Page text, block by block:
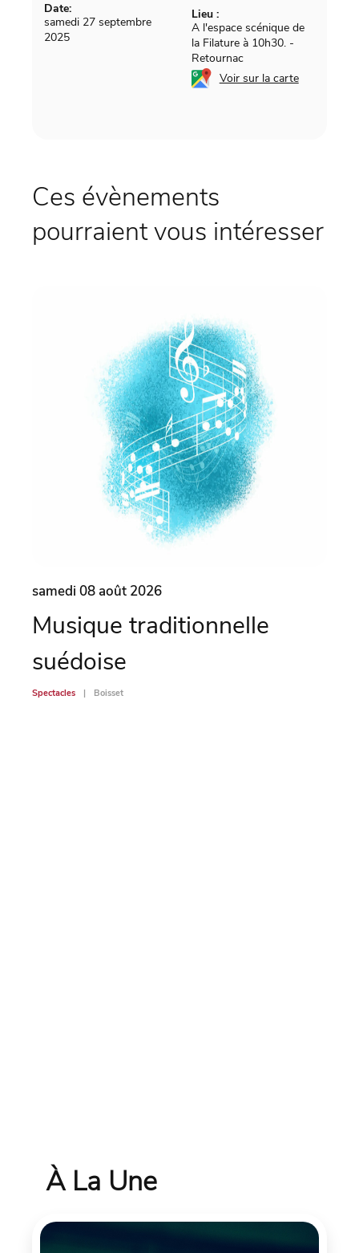
Date:
samedi 27 septembre
2025
Lieu :
A l'espace scénique de
la Filature à 10h30. -
Retournac
Voir sur la carte
Ces évènements
pourraient vous intéresser
samedi 08 août 2026
Musique traditionnelle
suédoise
Spectacles Boisset
À La Une